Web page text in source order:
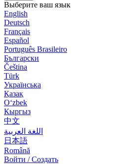
Выберите ваш язык
English
Deutsch
Français
Español
Português Brasileiro
Български
Čeština
Türk
Українська
Қазақ
Оʻzbek
Кыргыз
中文
اللغة العربية
日本語
Română
Войти / Создать